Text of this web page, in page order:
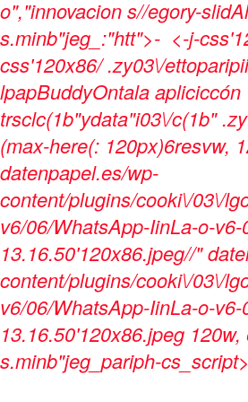
o","innovacion s//egory-
s.minb"jeg_:"htt">- <-j-
css'120x86/ .zy03\/
lpapBuddyOntala
trsclc(1b"ydata"i03\/c(1b"
(max-here(: 120px)6resvw,
datenpapel.es/wp-
content/plugins/cooki\/03\/
v6/06/WhatsApp-IinLa-o-v6-
13.16.50'120x86.jpeg//"
content/plugins/cooki\/03\/
v6/06/WhatsApp-IinLa-o-v6-
13.16.50'120x86.jpeg 120w,
s.minb"jeg_pariph-